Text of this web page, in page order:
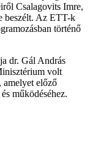
Csalagovits Imre,
beszélt. Az ETT-k
történő
dr. Gál András
volt
amelyet előző
működéséhez.